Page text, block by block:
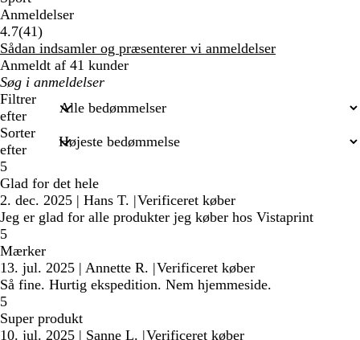
Anmeldelser
4.7(4141
anmeldelser
)
Sådan indsamler og præsenterer vi anmeldelser
Anmeldt af 41 kunder
Min
søgetekst
Filtrer
efter
Sorter
efter
5
Glad for det hele
2. dec. 2025 | Hans T. |Verificeret køber
Jeg er glad for alle produkter jeg køber hos Vistaprint
5
Mærker
13. jul. 2025 | Annette R. |Verificeret køber
Så fine. Hurtig ekspedition. Nem hjemmeside.
5
Super produkt
10. jul. 2025 | Sanne L. |Verificeret køber